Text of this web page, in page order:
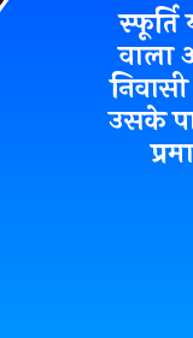
वाला
उसके